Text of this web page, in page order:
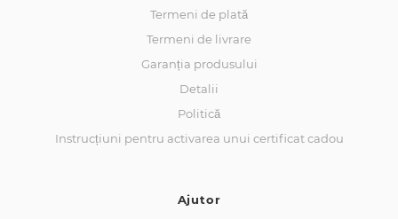
Termeni de plată
Termeni de livrare
Garanția produsului
Detalii
Politică
Instrucțiuni pentru activarea unui certificat cadou
Ajutor